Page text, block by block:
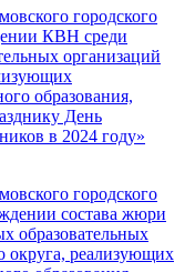
городского
КВН среди
организаций
образования,
День
в 2024 году»
городского
состава жюри
образовательных
округа, реализующих